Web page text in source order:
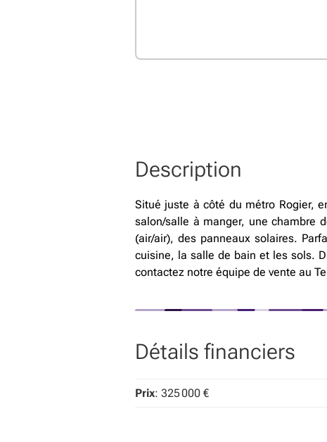
Description
Situé juste à côté du métro Rogier,
salon/salle à manger, une chambre
(air/air), des panneaux solaires.
cuisine, la salle de bain et les sols.
contactez notre équipe de vente au
Détails financiers
Prix: 325 000 €